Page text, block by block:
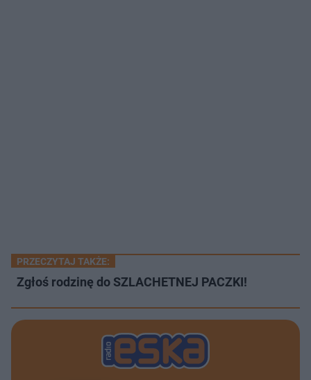
PRZECZYTAJ TAKŻE:
Zgłoś rodzinę do SZLACHETNEJ PACZKI!